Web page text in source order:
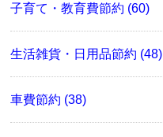
子育て・教育費節約 (60)
生活雑貨・日用品節約 (48)
車費節約 (38)